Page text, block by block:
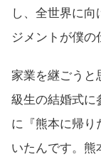
し、全世界に
ジメントが僕の
家業を継ごうと
級生の結婚式に
に『熊本に帰り
いたんです。熊